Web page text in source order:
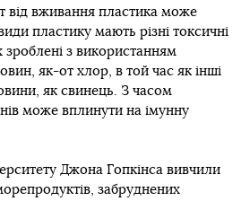
від вживання пластика може
пластику мають різні токсичні
зроблені з використанням
як-от хлор, в той час як інші
як свинець. З часом
може вплинути на імунну
Джона Гопкінса вивчили
забруднених